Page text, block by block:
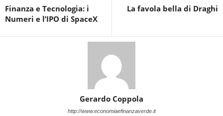
Finanza e Tecnologia: i
Numeri e l’IPO di SpaceX
La favola bella di Draghi
Gerardo Coppola
http://www.economiaefinanzaverde.it